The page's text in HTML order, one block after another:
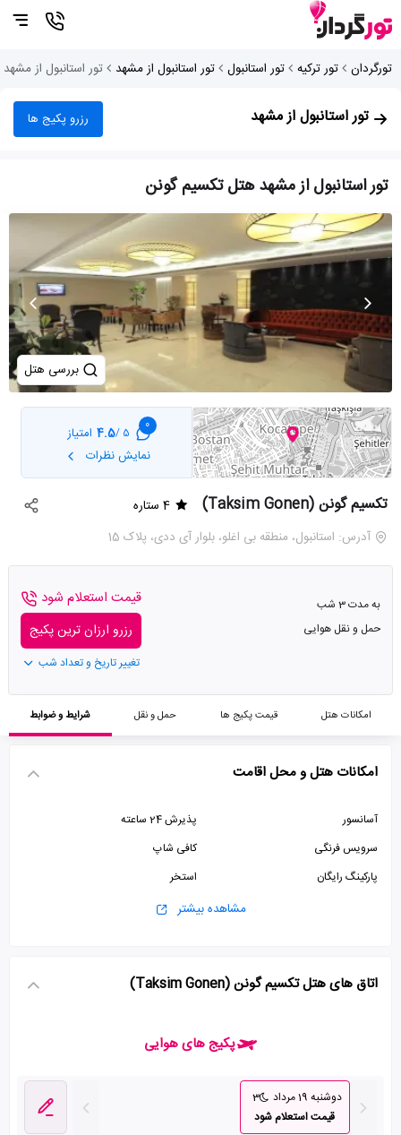
تورگردان تور ترکیه تور استانبول تور استانبول از مشهد تور استانبول از
تور استانبول از مشهد رزرو پکیج ها
تور استانبول از مشهد هتل تکسیم گونن
بررسی هتل
0
5 /
4.5 امتیاز
نمایش نظرات
تکسیم گونن (Taksim Gonen)
4 ستاره
آدرس: استانبول، منطقه بی اغلو، بلوار آی ددی، پلاک 15
به مدت 3 شب
حمل و نقل هوایی
قیمت استعلام شود
رزرو ارزان ترین پکیج
تغییر تاریخ و تعداد شب
امکانات هتل قیمت پکیج ها حمل و نقل شرایط و ضوابط
امکانات هتل و محل اقامت
آسانسور
پذیرش 24 ساعته
سرویس فرنگی
کافی شاپ
پارکینگ رایگان
استخر
جکوزی
مشاهده بیشتر
اتاق های هتل تکسیم گونن (Taksim Gonen)
پکیج های هوایی
دوشنبه 19 مرداد
3
قیمت استعلام شود